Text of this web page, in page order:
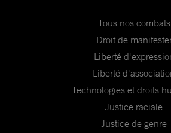
Tous nos combats
Droit de
Liberté
Liberté
Technologies et droits
Justice raciale
Justice de genre